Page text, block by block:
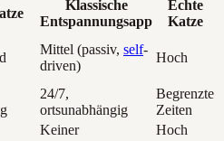
Klassische
Entspannungsapp
Echte
Katze
Mittel (passiv, self-
driven)
Hoch
24/7,
ortsunabhängig
Begrenzte
Zeiten
Keiner
Hoch